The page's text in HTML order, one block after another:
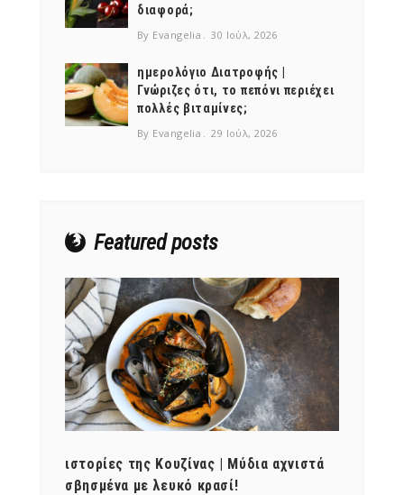
διαφορά;
By Evangelia 30 Ιούλ, 2026
ημερολόγιο Διατροφής |
Γνώριζες ότι, το πεπόνι περιέχει
πολλές βιταμίνες;
By Evangelia 29 Ιούλ, 2026
Featured posts
ιστορίες της Κουζίνας | Μύδια αχνιστά
σβησμένα με λευκό κρασί!
NEWSLETTER
mel
y updates
fro
m